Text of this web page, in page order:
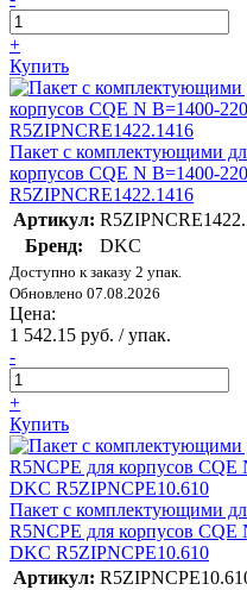
+
Купить
Пакет с комплектующими
корпусов CQE N В=1400-
R5ZIPNCRE1422.1416
Артикул:
Бренд:
DKC
Доступно к заказу 2 упак.
Обновлено 07.08.2026
Цена:
1 542.15 руб. / упак.
-
+
Купить
Пакет с комплектующими
R5NCPE для корпусов
DKC R5ZIPNCPE10.610
Артикул: